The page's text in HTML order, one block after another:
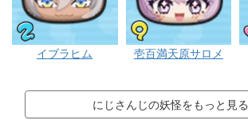
ニョロロン
イブラヒム 壱百満天原サロメ
にじさんじの妖怪をもっと見る